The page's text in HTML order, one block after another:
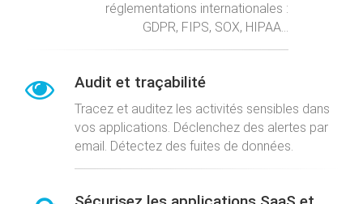
réglementations internationales :
GDPR, FIPS, SOX, HIPAA...
Audit et traçabilité
Tracez et auditez les activités sensibles dans
vos applications. Déclenchez des alertes par
email. Détectez des fuites de données.